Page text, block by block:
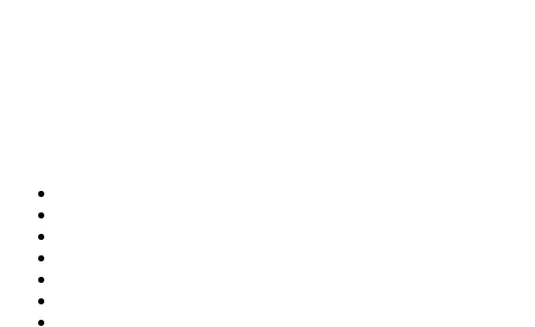
ERSTES
SEEBAD
Sommerfrische
seit
1793.